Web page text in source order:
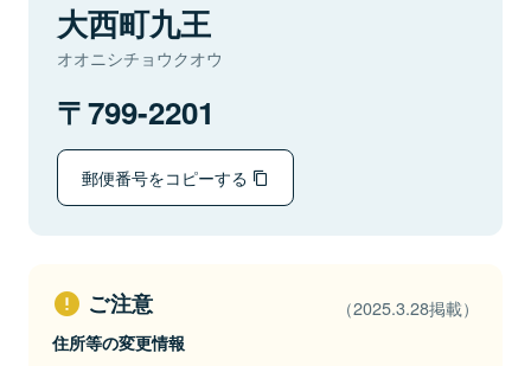
大西町九王
オオニシチョウクオウ
799-2201
郵便番号をコピーする
ご注意 （2025.3.28掲載）
住所等の変更情報